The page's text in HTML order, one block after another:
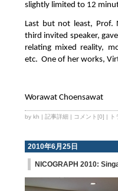
slightly limited to 12
Last but not least, Prof.
third invited speaker,
relating mixed reality,
etc. One of her works,
Worawat Choensawat
by kh | 記事詳細 | コメント[0] |
2010年6月25日
NICOGRAPH 2010: